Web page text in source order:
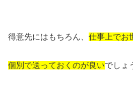
得意先にはもちろん、 仕事上でお
個別で送っておくのが良いでしょ